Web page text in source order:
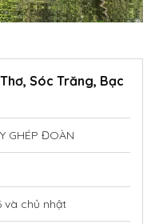
Thơ, Sóc Trăng, Bạc
GHÉP ĐOÀN
và chủ nhật